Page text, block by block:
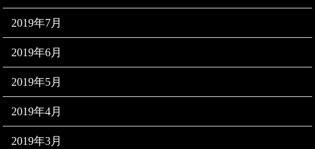
2019年7月
2019年6月
2019年5月
2019年4月
2019年3月